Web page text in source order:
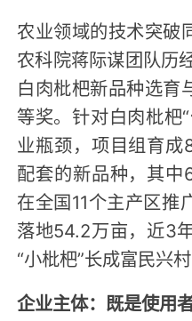
农业领域的技术突破
农科院蒋际谋团队历
白肉枇杷新品种选育
等奖。针对白肉枇杷
业瓶颈，项目组育
配套的新品种，其
在全国11个主产区推
落地54.2万亩，近3
“小枇杷”长成富民兴村
企业主体：既是使用